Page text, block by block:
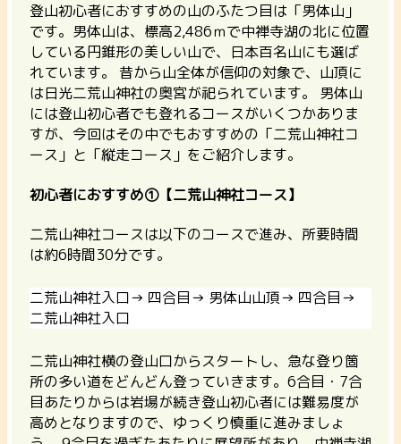
登山初心者におすすめの山のふたつ目は「男体山」
です。男体山は、標高2,486ｍで中禅寺湖の北に位置
している円錐形の美しい山で、日本百名山にも選ば
れています。 昔から山全体が信仰の対象で、山頂に
は日光二荒山神社の奥宮が祀られています。 男体山
には登山初心者でも登れるコースがいくつかありま
すが、今回はその中でもおすすめの「二荒山神社コ
ース」と「縦走コース」をご紹介します。
初心者におすすめ①【二荒山神社コース】
二荒山神社コースは以下のコースで進み、所要時間
は約6時間30分です。
二荒山神社入口→ 四合目→ 男体山山頂→ 四合目→
二荒山神社入口
二荒山神社横の登山口からスタートし、急な登り箇
所の多い道をどんどん登っていきます。6合目・7合
目あたりからは岩場が続き登山初心者には難易度が
高めとなりますので、ゆっくり慎重に進みましょ